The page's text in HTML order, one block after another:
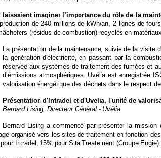
laissaient imaginer l’importance du rôle de la
de 240 millions de kWh/an, 2 lignes de
(résidus de combustion) recyclés en
La présentation de la maintenance, suivie de la visite
la génération d'électricité, en passant par la
réservée aux systèmes de traitement des fumées et
d’émissions atmosphériques. Uvélia est enregistrée
valorisation énergétique des déchets dans le respect
Présentation d'Intradel et d'Uvelia, l'unité de
Bernard Lising, Directeur Général - Uvélia
Bernard Lising a commencé par présenter la
organisé vers les sites de traitement en fonction
Intradel, 15% pour Sita Treatement (Groupe Engie)